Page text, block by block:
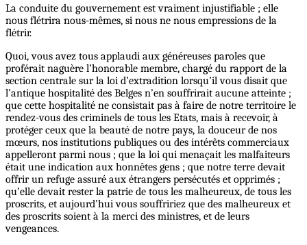
La conduite du gouvernement est vraiment injustifiable ; elle
nous flétrira nous-mêmes, si nous ne nous empressions de la
flétrir.
Quoi, vous avez tous applaudi aux généreuses paroles que
proférait naguère l’honorable membre, chargé du rapport de la
section centrale sur la loi d’extradition lorsqu’il vous disait que
l’antique hospitalité des Belges n’en souffrirait aucune atteinte ;
que cette hospitalité ne consistait pas à faire de notre territoire le
rendez-vous des criminels de tous les Etats, mais à recevoir, à
protéger ceux que la beauté de notre pays, la douceur de nos
mœurs, nos institutions publiques ou des intérêts commerciaux
appelleront parmi nous ; que la loi qui menaçait les malfaiteurs
était une indication aux honnêtes gens ; que notre terre devait
offrir un refuge assuré aux étrangers persécutés et opprimés ;
qu’elle devait rester la patrie de tous les malheureux, de tous les
proscrits, et aujourd’hui vous souffririez que des malheureux et
des proscrits soient à la merci des ministres, et de leurs
vengeances.